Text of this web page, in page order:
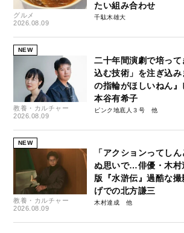
グルメ
2026.08.09
たい組み合わせ
千駄木雄大
NEW
教養・カルチャー
2026.08.09
二十年間演劇で培っ
込む技術」を注ぎ込
の指輪がほしいねん
本谷有希子
ピンク地底人３号
NEW
教養・カルチャー
2026.08.09
「アクションってし
ぬ思いで…俳優・木村
版『水滸伝』過酷な
げでの北方謙三
木村達成